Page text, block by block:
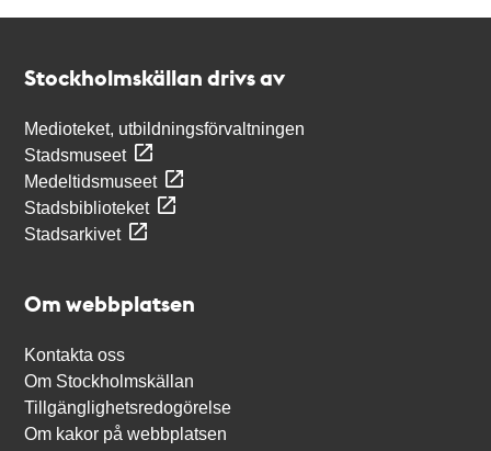
Stockholmskällan drivs av
Medioteket, utbildningsförvaltningen
Stadsmuseet
Medeltidsmuseet
Stadsbiblioteket
Stadsarkivet
Om webbplatsen
Kontakta oss
Om Stockholmskällan
Tillgänglighetsredogörelse
Om kakor på webbplatsen